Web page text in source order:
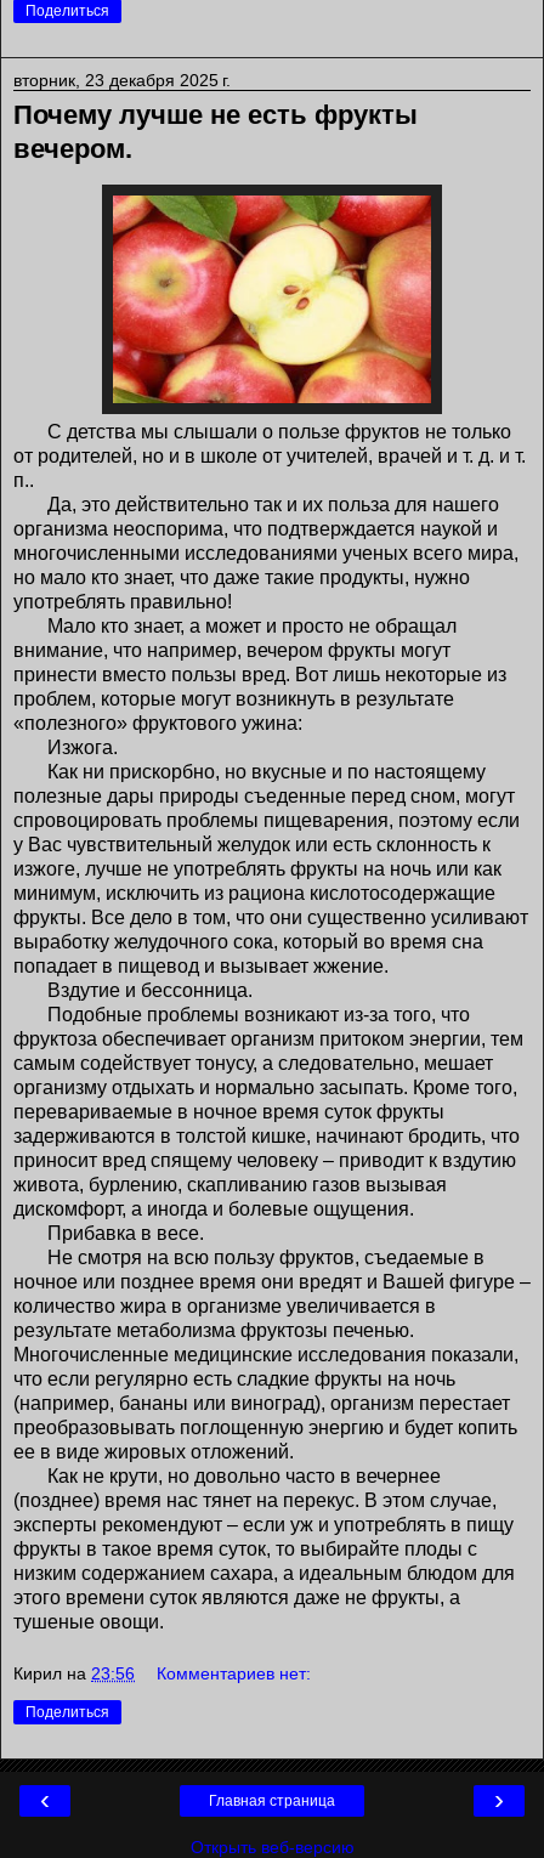
Поделиться
вторник, 23 декабря 2025 г.
Почему лучше не есть фрукты
вечером.
С детства мы слышали о пользе фруктов не только
от родителей, но и в школе от учителей, врачей и т. д. и т.
п..
Да, это действительно так и их польза для нашего
организма неоспорима, что подтверждается наукой и
многочисленными исследованиями ученых всего мира,
но мало кто знает, что даже такие продукты, нужно
употреблять правильно!
Мало кто знает, а может и просто не обращал
внимание, что например, вечером фрукты могут
принести вместо пользы вред. Вот лишь некоторые из
проблем, которые могут возникнуть в результате
«полезного» фруктового ужина:
Изжога.
Как ни прискорбно, но вкусные и по настоящему
полезные дары природы съеденные перед сном, могут
спровоцировать проблемы пищеварения, поэтому если
у Вас чувствительный желудок или есть склонность к
изжоге, лучше не употреблять фрукты на ночь или как
минимум, исключить из рациона кислотосодержащие
фрукты. Все дело в том, что они существенно усиливают
выработку желудочного сока, который во время сна
попадает в пищевод и вызывает жжение.
Вздутие и бессонница.
Подобные проблемы возникают из-за того, что
фруктоза обеспечивает организм притоком энергии, тем
самым содействует тонусу, а следовательно, мешает
организму отдыхать и нормально засыпать. Кроме того,
перевариваемые в ночное время суток фрукты
задерживаются в толстой кишке, начинают бродить, что
приносит вред спящему человеку – приводит к вздутию
живота, бурлению, скапливанию газов вызывая
дискомфорт, а иногда и болевые ощущения.
Прибавка в весе.
Не смотря на всю пользу фруктов, съедаемые в
ночное или позднее время они вредят и Вашей фигуре –
количество жира в организме увеличивается в
результате метаболизма фруктозы печенью.
Многочисленные медицинские исследования показали,
что если регулярно есть сладкие фрукты на ночь
(например, бананы или виноград), организм перестает
преобразовывать поглощенную энергию и будет копить
ее в виде жировых отложений.
Как не крути, но довольно часто в вечернее
(позднее) время нас тянет на перекус. В этом случае,
эксперты рекомендуют – если уж и употреблять в пищу
фрукты в такое время суток, то выбирайте плоды с
низким содержанием сахара, а идеальным блюдом для
этого времени суток являются даже не фрукты, а
тушеные овощи.
Кирил на 23:56 Комментариев нет:
Поделиться
‹ ›
Главная страница
Открыть веб-версию